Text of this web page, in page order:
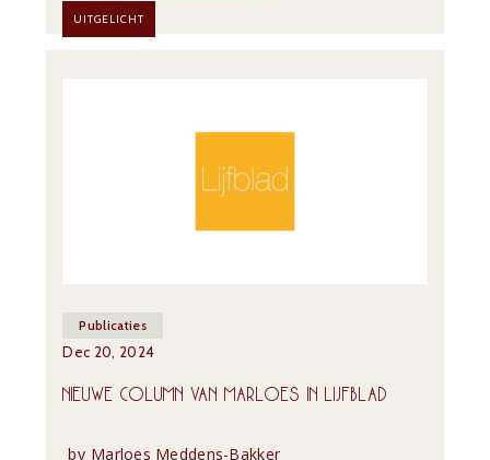
UITGELICHT
Publicaties
Dec 20, 2024
NIEUWE COLUMN VAN MARLOES IN LIJFBLAD
by Marloes Meddens-Bakker